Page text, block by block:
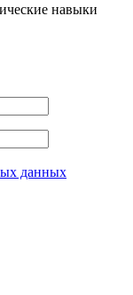
навыки
данных